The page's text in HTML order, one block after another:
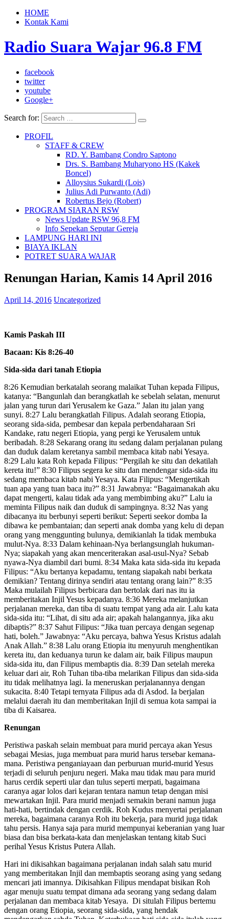
HOME
Kontak Kami
Radio Suara Wajar 96.8 FM
facebook
twitter
youtube
Google+
Search for:
PROFIL
STAFF & CREW
RD. Y. Bambang Condro Saptono
Drs. S. Bambang Muharyono HS (Kakek
Boncel)
Alloysius Sukardi (Lois)
Julius Adi Purwanto (Adi)
Robertus Bejo (Robert)
PROGRAM SIARAN RSW
News Update RSW 96,8 FM
Info Sepekan Seputar Gereja
LAMPUNG HARI INI
BIAYA IKLAN
POTRET SUARA WAJAR
Renungan Harian, Kamis 14 April 2016
April 14, 2016 Uncategorized
Kamis Paskah III
Bacaan: Kis 8:26-40
Sida-sida dari tanah Etiopia
8:26 Kemudian berkatalah seorang malaikat Tuhan kepada Filipus,
katanya: “Bangunlah dan berangkatlah ke sebelah selatan, menurut
jalan yang turun dari Yerusalem ke Gaza.” Jalan itu jalan yang
sunyi. 8:27 Lalu berangkatlah Filipus. Adalah seorang Etiopia,
seorang sida-sida, pembesar dan kepala perbendaharaan Sri
Kandake, ratu negeri Etiopia, yang pergi ke Yerusalem untuk
beribadah. 8:28 Sekarang orang itu sedang dalam perjalanan pulang
dan duduk dalam keretanya sambil membaca kitab nabi Yesaya.
8:29 Lalu kata Roh kepada Filipus: “Pergilah ke situ dan dekatilah
kereta itu!” 8:30 Filipus segera ke situ dan mendengar sida-sida itu
sedang membaca kitab nabi Yesaya. Kata Filipus: “Mengertikah
tuan apa yang tuan baca itu?” 8:31 Jawabnya: “Bagaimanakah aku
dapat mengerti, kalau tidak ada yang membimbing aku?” Lalu ia
meminta Filipus naik dan duduk di sampingnya. 8:32 Nas yang
dibacanya itu berbunyi seperti berikut: Seperti seekor domba Ia
dibawa ke pembantaian; dan seperti anak domba yang kelu di depan
orang yang menggunting bulunya, demikianlah Ia tidak membuka
mulut-Nya. 8:33 Dalam kehinaan-Nya berlangsunglah hukuman-
Nya; siapakah yang akan menceriterakan asal-usul-Nya? Sebab
nyawa-Nya diambil dari bumi. 8:34 Maka kata sida-sida itu kepada
Filipus: “Aku bertanya kepadamu, tentang siapakah nabi berkata
demikian? Tentang dirinya sendiri atau tentang orang lain?” 8:35
Maka mulailah Filipus berbicara dan bertolak dari nas itu ia
memberitakan Injil Yesus kepadanya. 8:36 Mereka melanjutkan
perjalanan mereka, dan tiba di suatu tempat yang ada air. Lalu kata
sida-sida itu: “Lihat, di situ ada air; apakah halangannya, jika aku
dibaptis?” 8:37 Sahut Filipus: “Jika tuan percaya dengan segenap
hati, boleh.” Jawabnya: “Aku percaya, bahwa Yesus Kristus adalah
Anak Allah.” 8:38 Lalu orang Etiopia itu menyuruh menghentikan
kereta itu, dan keduanya turun ke dalam air, baik Filipus maupun
sida-sida itu, dan Filipus membaptis dia. 8:39 Dan setelah mereka
keluar dari air, Roh Tuhan tiba-tiba melarikan Filipus dan sida-sida
itu tidak melihatnya lagi. Ia meneruskan perjalanannya dengan
sukacita. 8:40 Tetapi ternyata Filipus ada di Asdod. Ia berjalan
melalui daerah itu dan memberitakan Injil di semua kota sampai ia
tiba di Kaisarea.
Renungan
Peristiwa paskah selain membuat para murid percaya akan Yesus
sebagai Mesias, juga membuat para murid harus tersebar kemana-
mana. Peristiwa penganiayaan dan perburuan murid-murid Yesus
terjadi di seluruh penjuru negeri. Maka mau tidak mau para murid
harus cerdik seperti ular dan tulus seperti merpati, bagaimana
caranya agar lolos dari kejaran tentara namun tetap dengan misi
mewartakan Injil. Para murid menjadi semakin berani namun juga
hati-hati, bertindak dengan cerdik. Roh Kudus menyertai perjalanan
mereka, bagaimana caranya Roh itu bekerja, para murid juga tidak
tahu persis. Hanya saja para murid mempunyai keberanian yang luar
biasa dan bisa berkata-kata dan menjelaskan tentang kitab Suci
perihal Yesus Kristus Putera Allah.
Hari ini dikisahkan bagaimana perjalanan indah salah satu murid
yang memberitakan Injil dan membaptis seorang asing yang sedang
mencari jati imannya. Dikisahkan Filipus mendapat bisikan Roh
agar menuju suatu tempat dimana ada seorang yang sedang dalam
perjalanan dan membaca kitab Yesaya. Di situlah Filipus bertemu
dengan orang Etiopia, seorang sida-sida, yang hendak